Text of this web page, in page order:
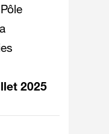
2025